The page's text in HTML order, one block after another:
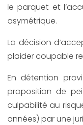
le parquet et
asymétrique.
La décision
plaider coupable
En détention
proposition de
culpabilité au
années) par une